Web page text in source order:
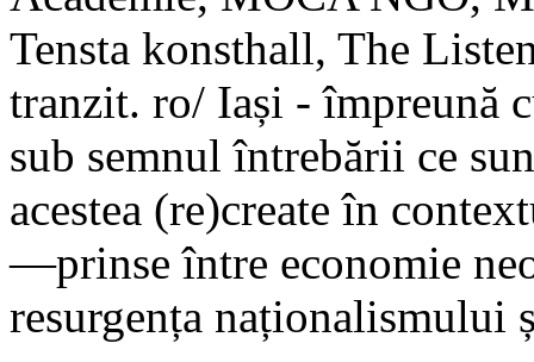
Tensta konsthall, The
tranzit. ro/ Iași - împreună
sub semnul întrebării ce
acestea (re)create în
—prinse între economie
resurgența naționalismului